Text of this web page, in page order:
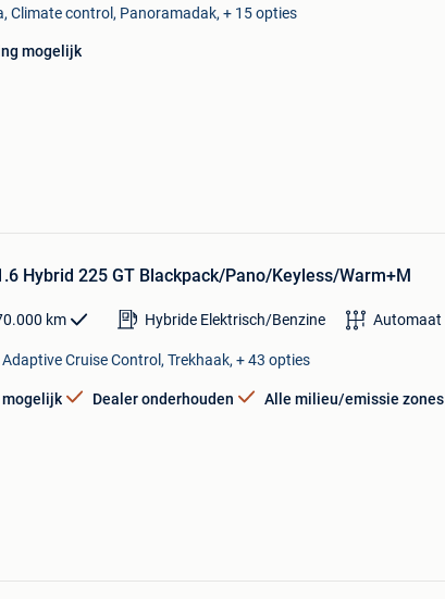
Climate control, Panoramadak, + 15 opties
mogelijk
Hybrid 225 GT Blackpack/Pano/Keyless/Warm+M
km Hybride Elektrisch/Benzine Automaat
Cruise Control, Trekhaak, + 43 opties
Dealer onderhouden Alle milieu/emissie zones